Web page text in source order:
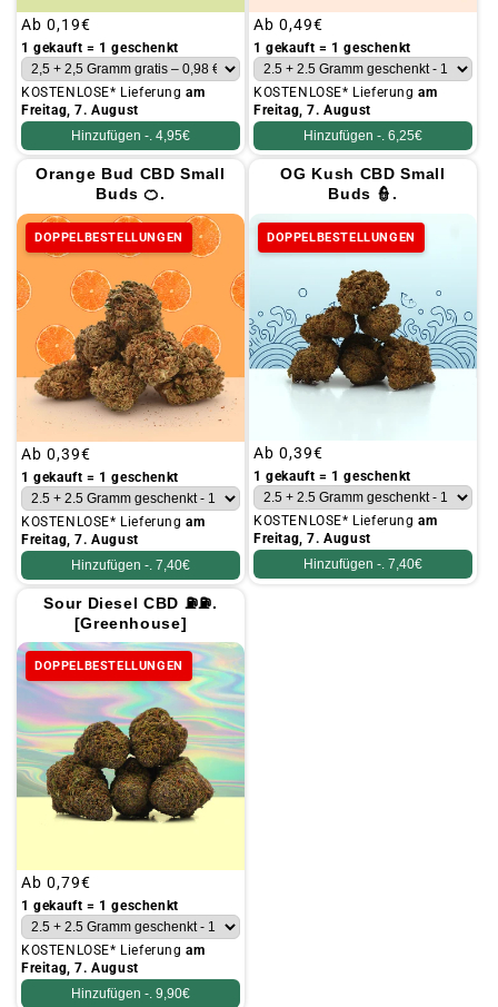
Üblicher
Preis
Ab 0,19€
1 gekauft = 1 geschenkt
KOSTENLOSE* Lieferungam
Freitag, 7. August
Hinzufügen -. 4,95€
Üblicher
Preis
Ab 0,49€
1 gekauft = 1 geschenkt
KOSTENLOSE* Lieferungam
Freitag, 7. August
Hinzufügen -. 6,25€
Orange Bud CBD Small
Buds 🍊.
DOPPELBESTELLUNGEN
Üblicher
Preis
Ab 0,39€
1 gekauft = 1 geschenkt
KOSTENLOSE* Lieferungam
Freitag, 7. August
Hinzufügen -. 7,40€
OG Kush CBD Small
Buds 👮.
DOPPELBESTELLUNGEN
Üblicher
Preis
Ab 0,39€
1 gekauft = 1 geschenkt
KOSTENLOSE* Lieferungam
Freitag, 7. August
Hinzufügen -. 7,40€
Sour Diesel CBD ⛽⛽.
[Greenhouse]
DOPPELBESTELLUNGEN
Üblicher
Preis
Ab 0,79€
1 gekauft = 1 geschenkt
KOSTENLOSE* Lieferungam
Freitag, 7. August
Hinzufügen -. 9,90€